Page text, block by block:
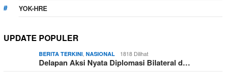
YOK-HRE
UPDATE POPULER
BERITA TERKINI, NASIONAL 1818 Dilihat
Delapan Aksi Nyata Diplomasi Bilateral d…